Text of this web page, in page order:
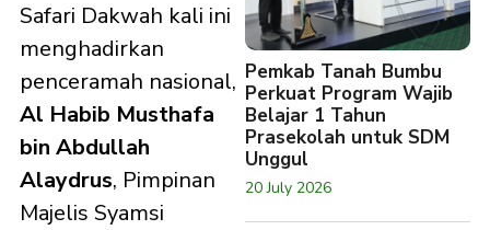
Safari Dakwah kali ini
menghadirkan
penceramah nasional,
Al Habib Musthafa
bin Abdullah
Alaydrus, Pimpinan
Majelis Syamsi
Pemkab Tanah Bumbu
Perkuat Program Wajib
Belajar 1 Tahun
Prasekolah untuk SDM
Unggul
20 July 2026